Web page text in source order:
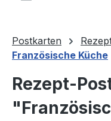
Postkarten
Französische Küche
Rezept-